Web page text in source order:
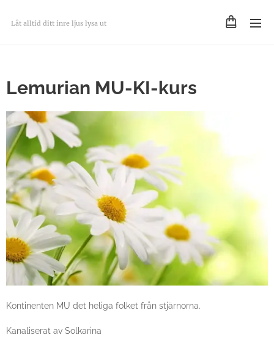
Låt alltid ditt inre ljus lysa ut
Lemurian MU-KI-kurs
Kontinenten MU det heliga folket från stjärnorna.
Kanaliserat av Solkarina